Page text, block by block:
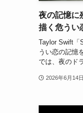
夜の記憶に
描く危うい
Taylor Swift「
うい恋の記憶
では、夜のド
2026年6月14日